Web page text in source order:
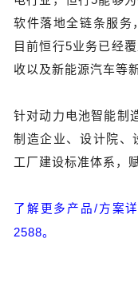
软件落地全链条服务
目前恒行5业务已经
收以及新能源汽车等
针对动力电池智能制
制造企业、设计院、
工厂建设标准体系，
了解更多产品/方案
2588。